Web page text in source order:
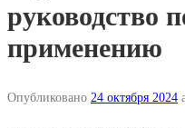
руководство
применению
Опубликовано 24 октября 2024